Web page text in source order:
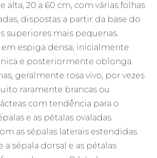
alta, 20 a 60 cm, com várias folhas
dispostas a partir da base do
superiores mais pequenas.
em espiga densa, inicialmente
e posteriormente oblonga.
geralmente rosa vivo, por vezes
raramente brancas ou
com tendência para o
e as pétalas ovaladas
as sépalas laterais estendidas
a sépala dorsal e as pétalas